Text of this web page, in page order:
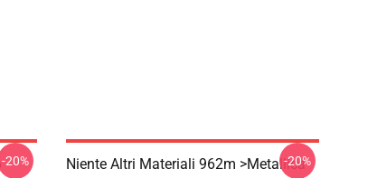
-20%
Niente Altri Materiali 962m >metallica
-20%